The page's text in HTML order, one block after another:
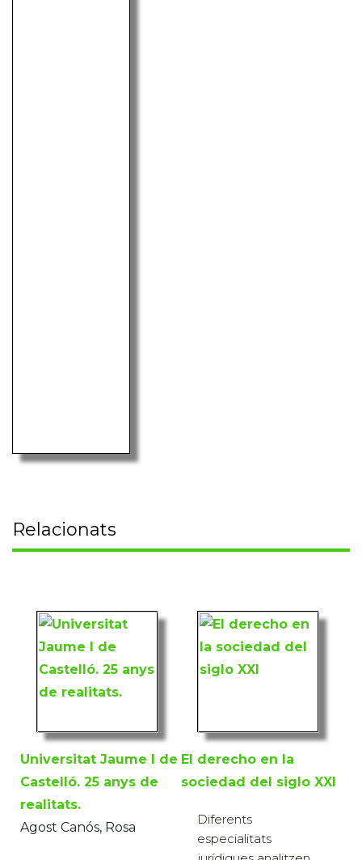
Relacionats
Universitat Jaume I de
Castelló. 25 anys de
realitats.
Agost Canós, Rosa
El derecho en la
sociedad del siglo XXI
Diferents
especialitats